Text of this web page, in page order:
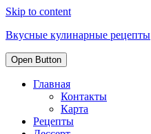
Skip to content
Вкусные кулинарные рецепты
Open Button
Главная
Контакты
Карта
Рецепты